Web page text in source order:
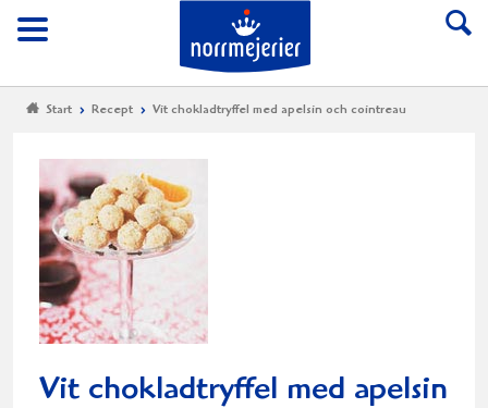
Meny
Till Norrmejerier
Start Recept Vit chokladtryffel med apelsin och cointreau
Vit chokladtryffel med apelsin